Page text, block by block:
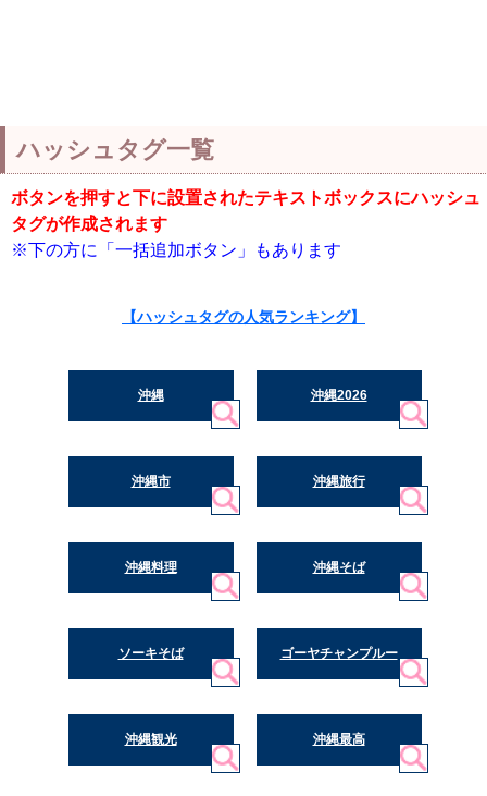
ハッシュタグ一覧
ボタンを押すと下に設置されたテキストボックスにハッシュ
タグが作成されます
※下の方に「一括追加ボタン」もあります
【ハッシュタグの人気ランキング】
沖縄 沖縄2026
沖縄市 沖縄旅行
沖縄料理 沖縄そば
ソーキそば ゴーヤチャンプルー
沖縄観光 沖縄最高